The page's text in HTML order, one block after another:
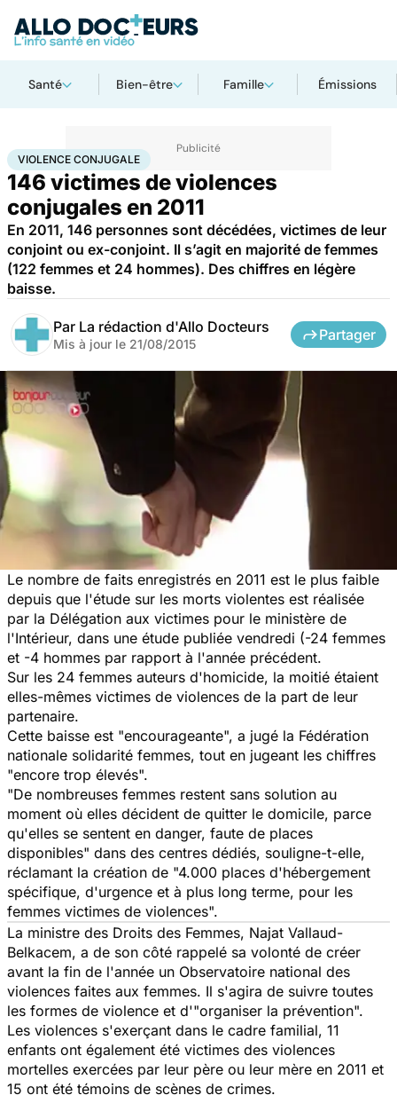
Santé Bien-être Famille Émissions
AccueilSantéViolence conjugale
VIOLENCE CONJUGALE
146 victimes de violences
conjugales en 2011
En 2011, 146 personnes sont décédées, victimes de leur
conjoint ou ex-conjoint. Il s’agit en majorité de femmes
(122 femmes et 24 hommes). Des chiffres en légère
baisse.
Par La rédaction d'Allo Docteurs
Mis à jour le 21/08/2015
Partager
Le nombre de faits enregistrés en 2011 est le plus faible
depuis que l'étude sur les morts violentes est réalisée
par la Délégation aux victimes pour le ministère de
l'Intérieur, dans une étude publiée vendredi (-24 femmes
et -4 hommes par rapport à l'année précédent.
Sur les 24 femmes auteurs d'homicide, la moitié étaient
elles-mêmes victimes de violences de la part de leur
partenaire.
Cette baisse est "encourageante", a jugé la Fédération
nationale solidarité femmes, tout en jugeant les chiffres
"encore trop élevés".
"De nombreuses femmes restent sans solution au
moment où elles décident de quitter le domicile, parce
qu'elles se sentent en danger, faute de places
disponibles" dans des centres dédiés, souligne-t-elle,
réclamant la création de "4.000 places d'hébergement
spécifique, d'urgence et à plus long terme, pour les
femmes victimes de violences".
La ministre des Droits des Femmes, Najat Vallaud-
Belkacem, a de son côté rappelé sa volonté de créer
avant la fin de l'année un Observatoire national des
violences faites aux femmes. Il s'agira de suivre toutes
les formes de violence et d'"organiser la prévention".
Les violences s'exerçant dans le cadre familial, 11
enfants ont également été victimes des violences
mortelles exercées par leur père ou leur mère en 2011 et
15 ont été témoins de scènes de crimes.